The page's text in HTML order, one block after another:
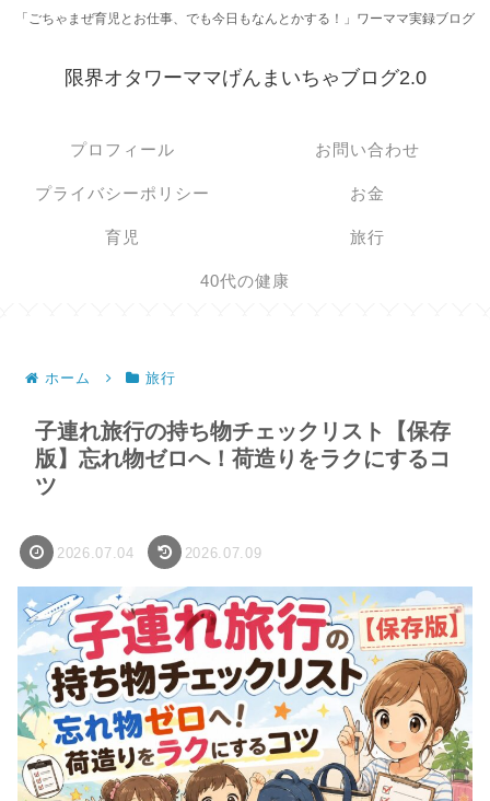
「ごちゃまぜ育児とお仕事、でも今日もなんとかする！」ワーママ実録ブログ
限界オタワーママげんまいちゃブログ2.0
プロフィール お問い合わせ
プライバシーポリシー お金
育児 旅行
40代の健康
ホーム 旅行
子連れ旅行の持ち物チェックリスト【保存
版】忘れ物ゼロへ！荷造りをラクにするコ
ツ
2026.07.04 2026.07.09